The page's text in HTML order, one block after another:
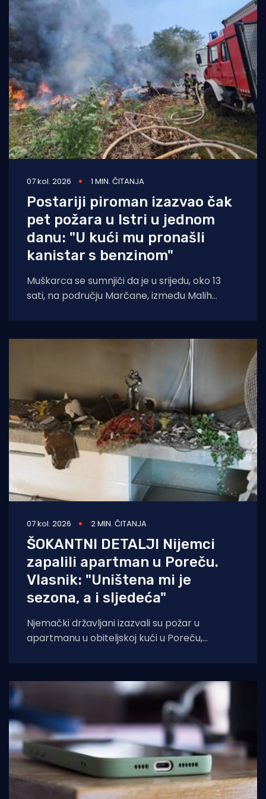
07 kol. 2026 1 MIN. ČITANJA
Postariji piroman izazvao čak
pet požara u Istri u jednom
danu: "U kući mu pronašli
kanistar s benzinom"
Muškarca se sumnjiči da je u srijedu, oko 13
sati, na području Marčane, između Malih
07 kol. 2026 2 MIN. ČITANJA
ŠOKANTNI DETALJI Nijemci
zapalili apartman u Poreču.
Vlasnik: "Uništena mi je
sezona, a i sljedeća"
Njemački državljani izazvali su požar u
apartmanu u obiteljskoj kući u Poreču,